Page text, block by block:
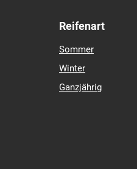
Reifenart
Sommer
Winter
Ganzjährig